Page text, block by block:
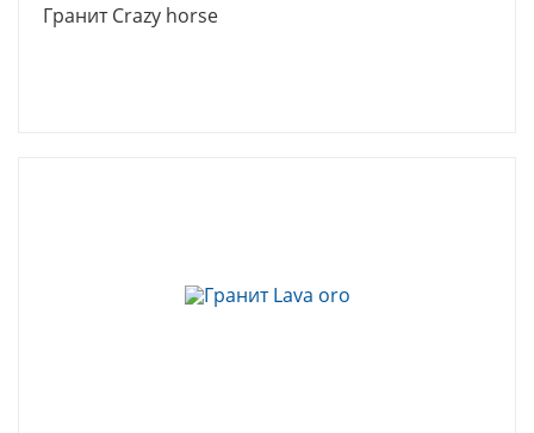
Гранит Crazy horse